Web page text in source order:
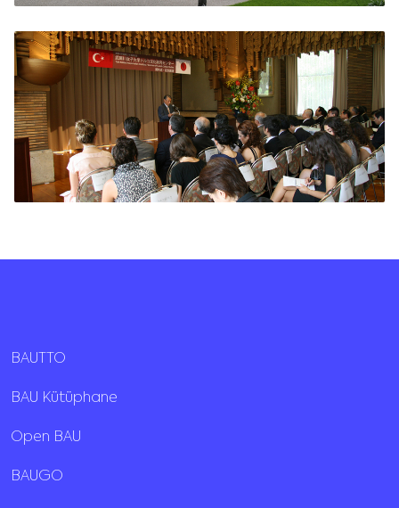
BAUTTO
BAU Kütüphane
Open BAU
BAUGO